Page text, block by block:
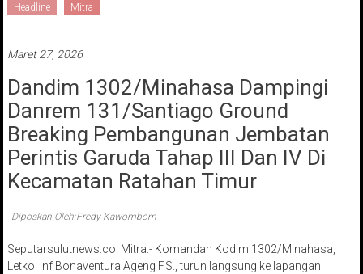
Headline Mitra
Maret 27, 2026
Dandim 1302/Minahasa Dampingi
Danrem 131/Santiago Ground
Breaking Pembangunan Jembatan
Perintis Garuda Tahap III Dan IV Di
Kecamatan Ratahan Timur
Diposkan Oleh:Fredy Kawombom
Seputarsulutnews.co. Mitra.- Komandan Kodim 1302/Minahasa,
Letkol Inf Bonaventura Ageng F.S., turun langsung ke lapangan